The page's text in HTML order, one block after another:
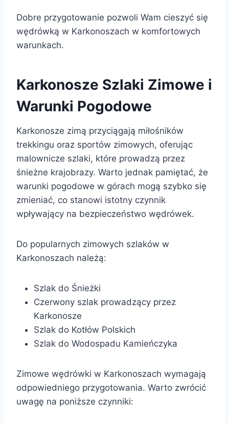
Dobre przygotowanie pozwoli Wam cieszyć się
wędrówką w Karkonoszach w komfortowych
warunkach.
Karkonosze Szlaki Zimowe i
Warunki Pogodowe
Karkonosze zimą przyciągają miłośników
trekkingu oraz sportów zimowych, oferując
malownicze szlaki, które prowadzą przez
śnieżne krajobrazy. Warto jednak pamiętać, że
warunki pogodowe w górach mogą szybko się
zmieniać, co stanowi istotny czynnik
wpływający na bezpieczeństwo wędrówek.
Do popularnych zimowych szlaków w
Karkonoszach należą:
Szlak do Śnieżki
Czerwony szlak prowadzący przez
Karkonosze
Szlak do Kotłów Polskich
Szlak do Wodospadu Kamieńczyka
Zimowe wędrówki w Karkonoszach wymagają
odpowiedniego przygotowania. Warto zwrócić
uwagę na poniższe czynniki: